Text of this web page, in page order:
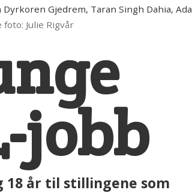
Gjedrem, Taran Singh Dahia, Ada
foto: Julie Rigvår
jobb
18 år til stillingene som